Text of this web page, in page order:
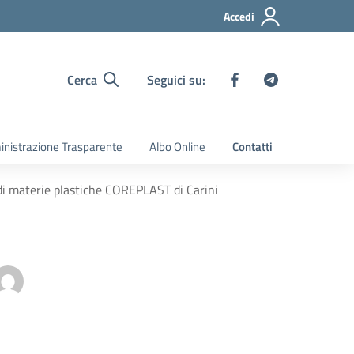
Accedi
Cerca Seguici su:
Trasparente Albo Online Contatti
plastiche COREPLAST di Carini